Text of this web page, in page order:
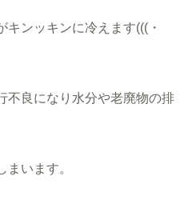
ンッキンに冷えます(((・
不良になり水分や老廃物の排
います。